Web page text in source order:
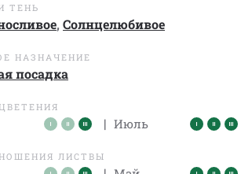
ТЕНЬ
, Солнцелюбивое
НАЗНАЧЕНИЕ
посадка
| Июль
ЛИСТВЫ